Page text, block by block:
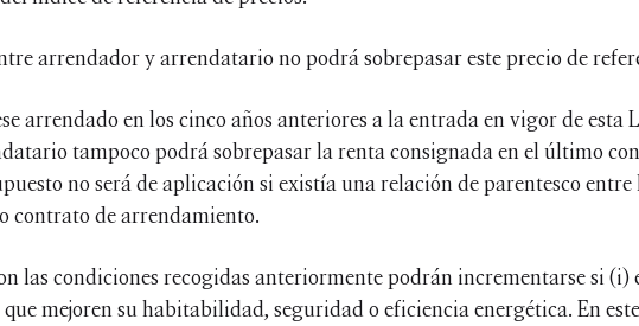
arrendador y arrendatario no podrá sobrepasar este precio de
arrendado en los cinco años anteriores a la entrada en vigor de esta
tampoco podrá sobrepasar la renta consignada en el último
no será de aplicación si existía una relación de parentesco entre
contrato de arrendamiento.
las condiciones recogidas anteriormente podrán incrementarse si (i)
mejoren su habitabilidad, seguridad o eficiencia energética. En